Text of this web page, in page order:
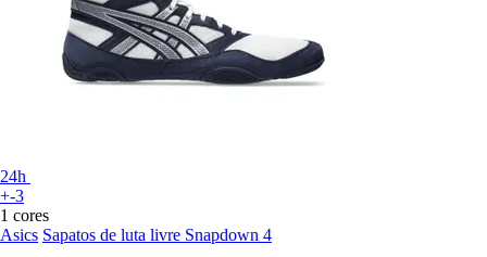
24h
+-3
1 cores
Asics Sapatos de luta livre Snapdown 4